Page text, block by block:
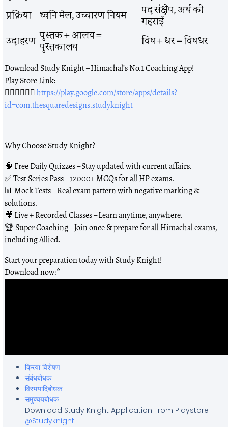
प्रक्रिया ध्वनि मेल, उच्चारण नियम पद संक्षेप, अर्थ की
गहराई
उदाहरण पुस्तक + आलय =
पुस्तकालय विष + धर = विषधर
Download Study Knight – Himachal’s No.1 Coaching App!
Play Store Link:
👇🏻👇🏻👇🏻https://play.google.com/store/apps/details?
id=com.thesquaredesigns.studyknight
Why Choose Study Knight?
🧠 Free Daily Quizzes – Stay updated with current affairs.
✅ Test Series Pass – 12000+ MCQs for all HP exams.
📊 Mock Tests – Real exam pattern with negative marking &
solutions.
🎥 Live + Recorded Classes – Learn anytime, anywhere.
🏆 Super Coaching – Join once & prepare for all Himachal exams,
including Allied.
Start your preparation today with Study Knight!
Download now:*
क्रिया विशेषण
संबंधबोधक
विस्मयादिबोधक
समुच्चयबोधक
Download Study Knight Application From Playstore
@Studyknight